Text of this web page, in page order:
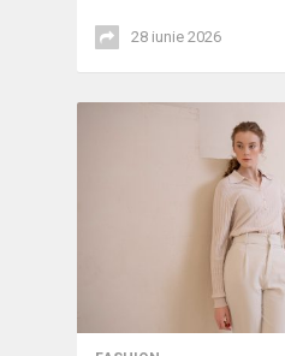
28 iunie 2026